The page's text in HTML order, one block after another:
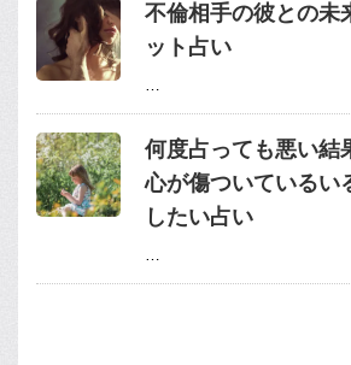
不倫相手の彼との未
ット占い
…
何度占っても悪い結
心が傷ついているい
したい占い
…